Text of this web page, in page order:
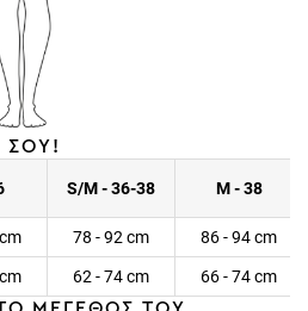
ΣΟΥ!
S/M - 36-38 M - 38
62 - 74 cm
66 - 74 cm
ΜΕΓΕΘΟΣ ΤΟΥ